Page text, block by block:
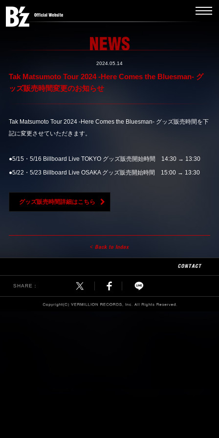
2024.05.14
Tak Matsumoto Tour 2024 -Here Comes the Bluesman- グ
ッズ販売時間変更のお知らせ
Tak Matsumoto Tour 2024 -Here Comes the Bluesman- グッズ販売時間を下
記に変更させていただきます。
●5/15・5/16 Billboard Live TOKYO グッズ販売開始時間 14:30 → 13:30
●5/22・5/23 Billboard Live OSAKA グッズ販売開始時間 15:00 → 13:30
グッズ販売時間詳細はこちら
SHARE：